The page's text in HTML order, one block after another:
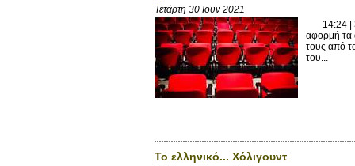
Τετάρτη 30 Ιουν 2021
14:24 | 30
αφορμή τα
τους από
του...
Το ελληνικό... Χόλιγουντ